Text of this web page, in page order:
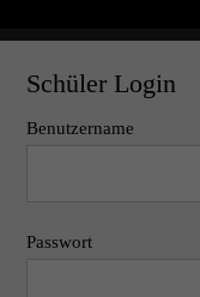
Schüler Login
Benutzername
Passwort